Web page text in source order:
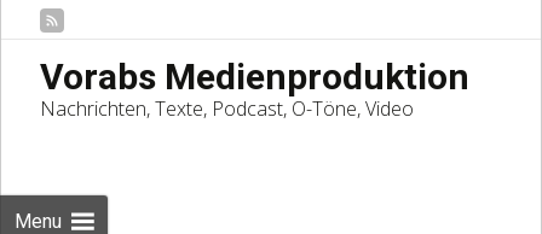
Vorabs Medienproduktion
Nachrichten, Texte, Podcast, O-Töne, Video
Menu